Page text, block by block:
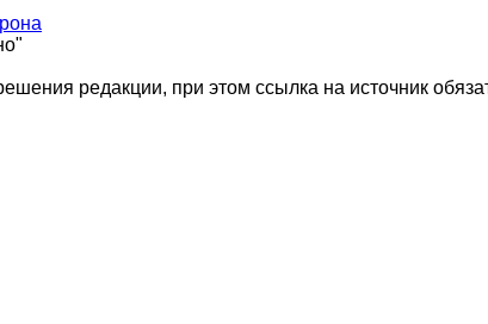
редакции, при этом ссылка на источник